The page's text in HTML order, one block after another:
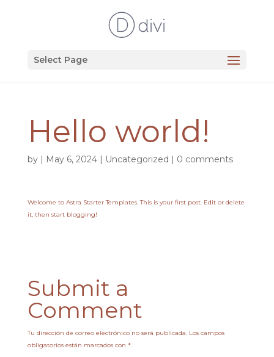
Select Page
Hello world!
by | May 6, 2024| Uncategorized | 0 comments
Welcome to Astra Starter Templates. This is your first post. Edit or delete
it, then start blogging!
Submit a
Comment
Tu dirección de correo electrónico no será publicada. Los campos
obligatorios están marcados con *